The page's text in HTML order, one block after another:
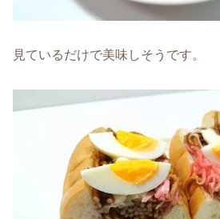
見ているだけで美味しそうです。